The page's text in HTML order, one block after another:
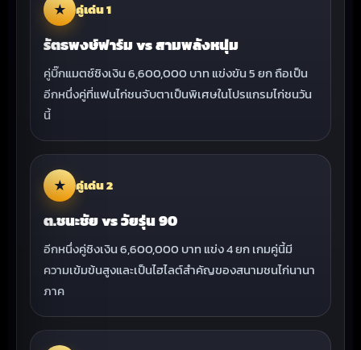
★ คู่เด่น 1
รัตธพงษ์ฟาร์ม vs สามพลังหนุ่ม
คู่บิ๊กแมตช์ชิงเงิน 6,600,000 บาท แข่งขัน 5 ยก ถือเป็น
อีกหนึ่งคู่ที่แฟนไก่ชนจับตาเป็นพิเศษในโปรแกรมไก่ชนวัน
นี้
★ คู่เด่น 2
ต.ชนะชัย vs วัยรุ่น 90
อีกหนึ่งคู่ชิงเงิน 6,600,000 บาท แข่ง 4 ยก เกมคู่นี้มี
ความเข้มข้นสูงและเป็นไฮไลต์สำคัญของสนามชนไก่นานา
ภาค